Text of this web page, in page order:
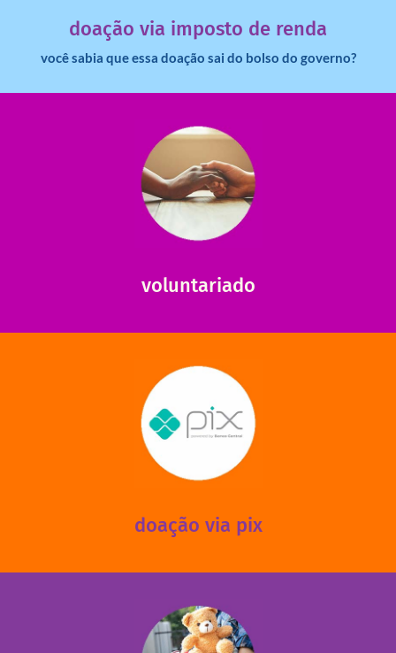
doação via imposto de renda
você sabia que essa doação sai do bolso do governo?
voluntariado
ajudar com certos assuntos. Entre em contato conosco e
saiba como nos ajudar.
saiba mais
doação via pix
via PIX? Elas também são muito importantes para
mantermos nossas unidades em funcionamento!
saiba mais
fale conosco